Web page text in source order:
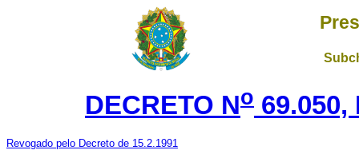
DECRETO No 69.050,
Revogado pelo Decreto de 15.2.1991